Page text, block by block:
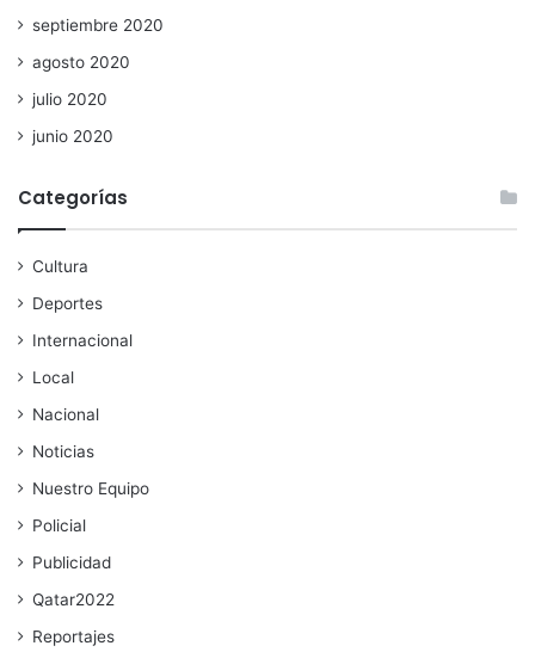
septiembre 2020
agosto 2020
julio 2020
junio 2020
Categorías
Cultura
Deportes
Internacional
Local
Nacional
Noticias
Nuestro Equipo
Policial
Publicidad
Qatar2022
Reportajes